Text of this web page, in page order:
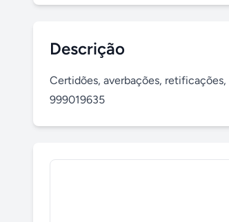
Descrição
Certidões, averbações,
999019635